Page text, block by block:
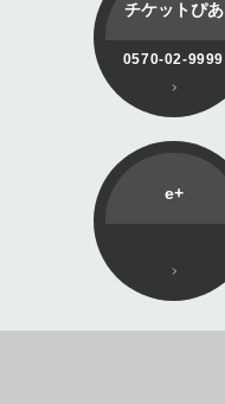
チケットぴあ
0570-02-9999
e+